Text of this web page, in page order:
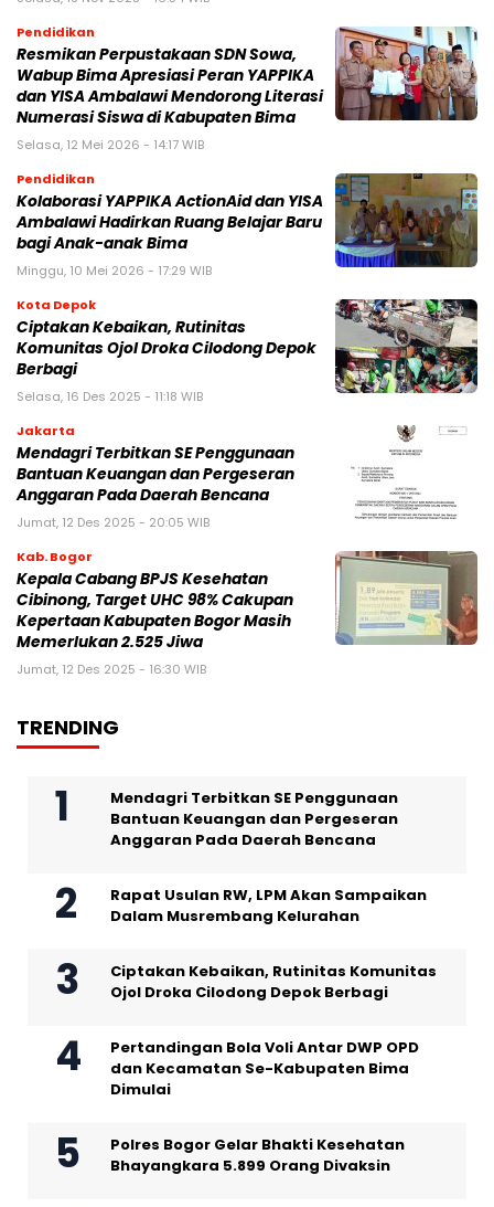
Pendidikan
Resmikan Perpustakaan SDN Sowa,
Wabup Bima Apresiasi Peran YAPPIKA
dan YISA Ambalawi Mendorong Literasi
Numerasi Siswa di Kabupaten Bima
Selasa, 12 Mei 2026 - 14:17 WIB
Pendidikan
Kolaborasi YAPPIKA ActionAid dan YISA
Ambalawi Hadirkan Ruang Belajar Baru
bagi Anak-anak Bima
Minggu, 10 Mei 2026 - 17:29 WIB
Kota Depok
Ciptakan Kebaikan, Rutinitas
Komunitas Ojol Droka Cilodong Depok
Berbagi
Selasa, 16 Des 2025 - 11:18 WIB
Jakarta
Mendagri Terbitkan SE Penggunaan
Bantuan Keuangan dan Pergeseran
Anggaran Pada Daerah Bencana
Jumat, 12 Des 2025 - 20:05 WIB
Kab. Bogor
Kepala Cabang BPJS Kesehatan
Cibinong, Target UHC 98% Cakupan
Kepertaan Kabupaten Bogor Masih
Memerlukan 2.525 Jiwa
Jumat, 12 Des 2025 - 16:30 WIB
TRENDING
Mendagri Terbitkan SE Penggunaan
Bantuan Keuangan dan Pergeseran
Anggaran Pada Daerah Bencana
Rapat Usulan RW, LPM Akan Sampaikan
Dalam Musrembang Kelurahan
Ciptakan Kebaikan, Rutinitas Komunitas
Ojol Droka Cilodong Depok Berbagi
Pertandingan Bola Voli Antar DWP OPD
dan Kecamatan Se-Kabupaten Bima
Dimulai
Polres Bogor Gelar Bhakti Kesehatan
Bhayangkara 5.899 Orang Divaksin